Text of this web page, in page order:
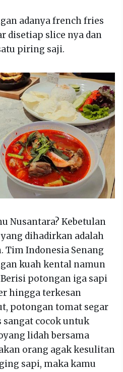
adanya french fries
disetiap slice nya dan
piring saji.
Nusantara? Kebetulan
dihadirkan adalah
Tim Indonesia Senang
kuah kental namun
potongan iga sapi
hingga terkesan
potongan tomat segar
sangat cocok untuk
lidah bersama
orang agak kesulitan
sapi, maka kamu